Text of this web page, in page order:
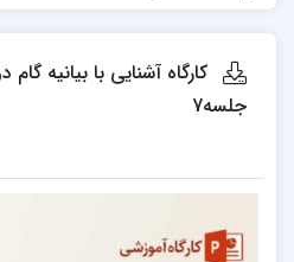
کارگاه آشنایی با بیانیه
جلسه7